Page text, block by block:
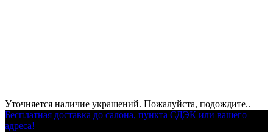
Уточняется наличие украшений. Пожалуйста, подождите..
Бесплатная доставка до салона, пункта СДЭК или вашего
адреса!